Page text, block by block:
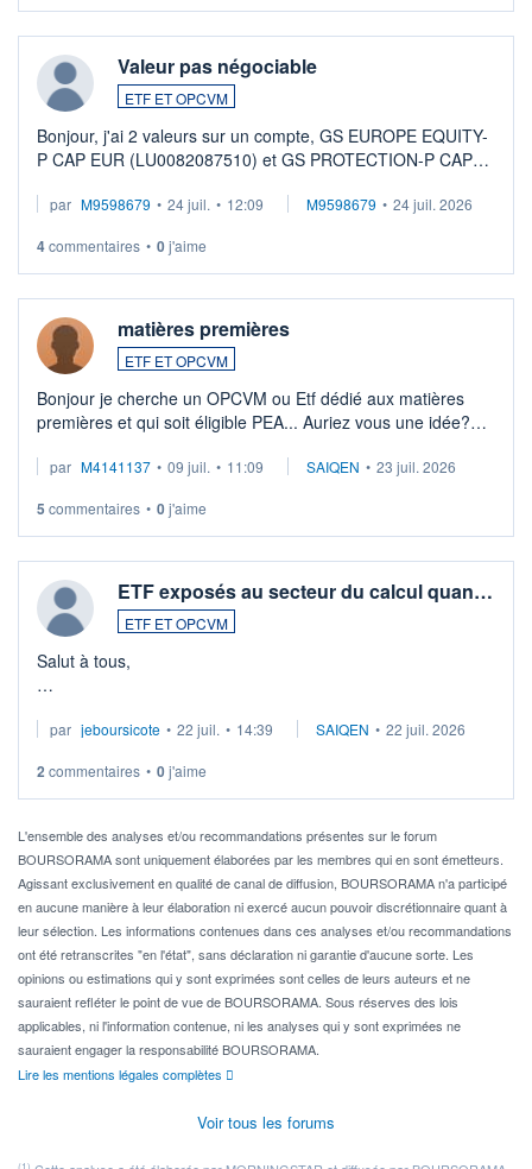
Valeur pas négociable
ETF ET OPCVM
Bonjour, j'ai 2 valeurs sur un compte, GS EUROPE EQUITY-
P CAP EUR (LU0082087510) et GS PROTECTION-P CAP
veux procéder à la vente, on me signale ...
par M9598679 • 24 juil. • 12:09 M9598679 • 24 juil. 2026
4commentaires • 0j'aime
matières premières
ETF ET OPCVM
Bonjour je cherche un OPCVM ou Etf dédié aux matières
premières et qui soit éligible PEA... Auriez vous une idée?
par M4141137 • 09 juil. • 11:09 SAIQEN • 23 juil. 2026
5 commentaires • 0j'aime
ETF exposés au secteur du calcul quan…
ETF ET OPCVM
Salut à tous,
via un ETF plutôt que des actions individuelles.
Idéalement, je voudrais qu'il soit éligible au PEA.
Pour l' ...
par jeboursicote • 22 juil. • 14:39 SAIQEN • 22 juil. 2026
2 commentaires • 0j'aime
L'ensemble des analyses et/ou recommandations présentes sur le forum
BOURSORAMA sont uniquement élaborées par les membres qui en sont émetteurs.
Agissant exclusivement en qualité de canal de diffusion, BOURSORAMA n'a participé
en aucune manière à leur élaboration ni exercé aucun pouvoir discrétionnaire quant à
leur sélection. Les informations contenues dans ces analyses et/ou recommandations
ont été retranscrites "en l'état", sans déclaration ni garantie d'aucune sorte. Les
opinions ou estimations qui y sont exprimées sont celles de leurs auteurs et ne
sauraient refléter le point de vue de BOURSORAMA. Sous réserves des lois
applicables, ni l'information contenue, ni les analyses qui y sont exprimées ne
sauraient engager la responsabilité BOURSORAMA.
Lire les mentions légales complètes
Voir tous les forums
(1)